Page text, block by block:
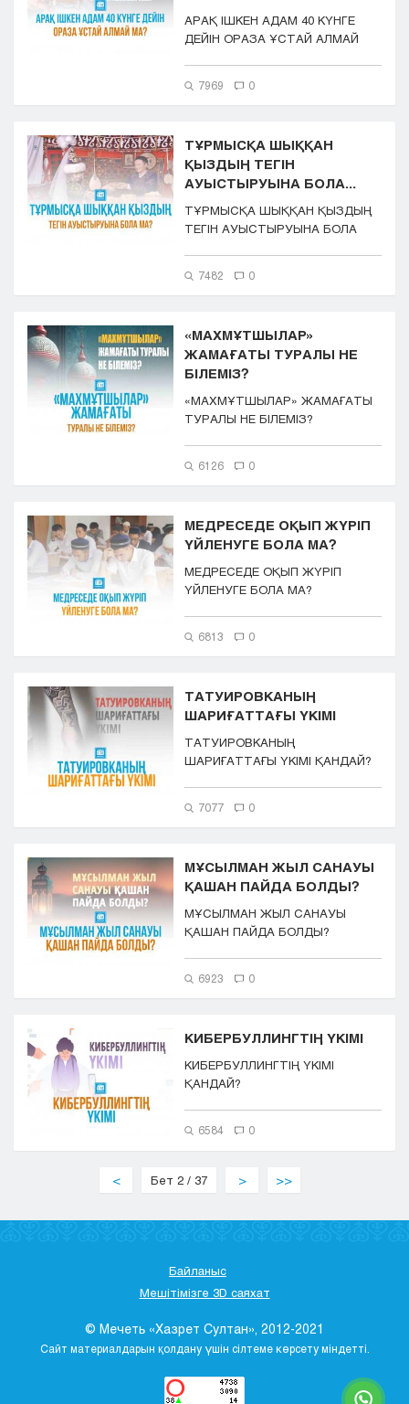
АРАҚ ІШКЕН АДАМ 40 КҮНГЕ
ДЕЙІН ОРАЗА ҰСТАЙ АЛМАЙ
7969 0
ТҰРМЫСҚА ШЫҚҚАН
ҚЫЗДЫҢ ТЕГІН
АУЫСТЫРУЫНА БОЛА...
ТҰРМЫСҚА ШЫҚҚАН ҚЫЗДЫҢ
ТЕГІН АУЫСТЫРУЫНА БОЛА
7482 0
«МАХМҰТШЫЛАР»
ЖАМАҒАТЫ ТУРАЛЫ НЕ
БІЛЕМІЗ?
«МАХМҰТШЫЛАР» ЖАМАҒАТЫ
ТУРАЛЫ НЕ БІЛЕМІЗ?
6126 0
МЕДРЕСЕДЕ ОҚЫП ЖҮРІП
ҮЙЛЕНУГЕ БОЛА МА?
МЕДРЕСЕДЕ ОҚЫП ЖҮРІП
ҮЙЛЕНУГЕ БОЛА МА?
6813 0
ТАТУИРОВКАНЫҢ
ШАРИҒАТТАҒЫ ҮКІМІ
ТАТУИРОВКАНЫҢ
ШАРИҒАТТАҒЫ ҮКІМІ ҚАНДАЙ?
7077 0
МҰСЫЛМАН ЖЫЛ САНАУЫ
ҚАШАН ПАЙДА БОЛДЫ?
МҰСЫЛМАН ЖЫЛ САНАУЫ
ҚАШАН ПАЙДА БОЛДЫ?
6923 0
КИБЕРБУЛЛИНГТІҢ ҮКІМІ
КИБЕРБУЛЛИНГТІҢ ҮКІМІ
ҚАНДАЙ?
6584 0
< Бет 2 / 37 > >>
Байланыс
Мешітімізге 3D саяхат
© Мечеть «Хазрет Султан», 2012-2021
Сайт материалдарын қолдану үшін сілтеме көрсету міндетті.